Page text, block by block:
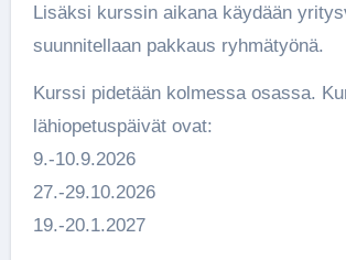
Lisäksi kurssin aikana käydään
suunnitellaan pakkaus ryhmätyönä.
Kurssi pidetään kolmessa osassa.
lähiopetuspäivät ovat:
9.-10.9.2026
27.-29.10.2026
19.-20.1.2027